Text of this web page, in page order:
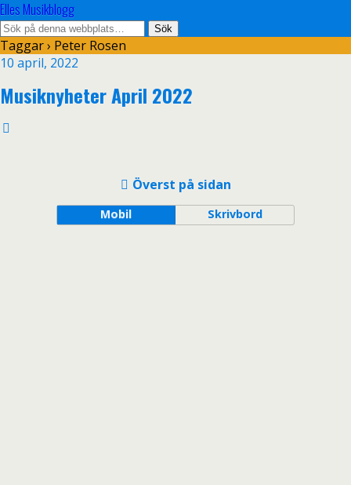
Elles Musikblogg
Taggar › Peter Rosen
10 april, 2022
Musiknyheter April 2022
Överst på sidan
Mobil Skrivbord